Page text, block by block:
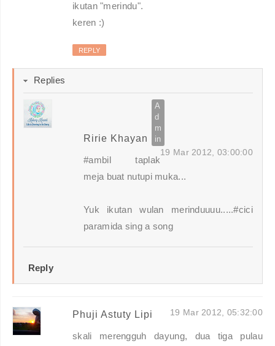
ikutan "merindu".
keren :)
REPLY
Replies
Ririe Khayan
19 Mar 2012, 03:00:00
#ambil taplak
meja buat nutupi muka...
Yuk ikutan wulan merinduuuu.....#cici
paramida sing a song
Reply
Phuji Astuty Lipi 19 Mar 2012, 05:32:00
skali merengguh dayung, dua tiga pulau